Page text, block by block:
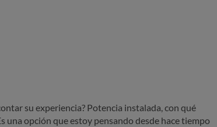
su experiencia? Potencia instalada, con qué
una opción que estoy pensando desde hace tiempo